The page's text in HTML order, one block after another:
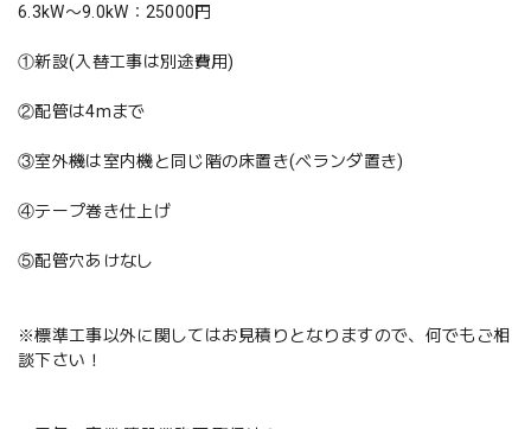
6.3kW〜9.0kW：25000円
①新設(入替工事は別途費用)
②配管は4mまで
③室外機は室内機と同じ階の床置き(ベランダ置き)
④テープ巻き仕上げ
⑤配管穴あけなし
※標準工事以外に関してはお見積りとなりますので、何でもご相
談下さい！